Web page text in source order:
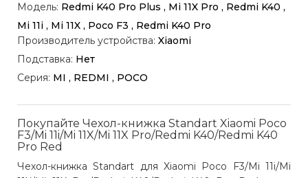
Модель: Redmi K40 Pro Plus , Mi 11X Pro , Redmi K40 ,
Mi 11i , Mi 11X , Poco F3 , Redmi K40 Pro
Производитель устройства: Xiaomi
Подставка: Нет
Серия: MI , REDMI , POCO
Покупайте Чехол-книжка Standart Xiaomi Poco
F3/Mi 11i/Mi 11X/Mi 11X Pro/Redmi K40/Redmi K40
Pro Red
Чехол-книжка Standart для Xiaomi Poco F3/Mi 11i/Mi